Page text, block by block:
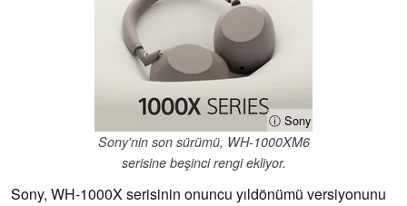
ⓘ Sony
Sony'nin son sürümü, WH-1000XM6
serisine beşinci rengi ekliyor.
Sony, WH-1000X serisinin onuncu yıldönümü versiyonunu